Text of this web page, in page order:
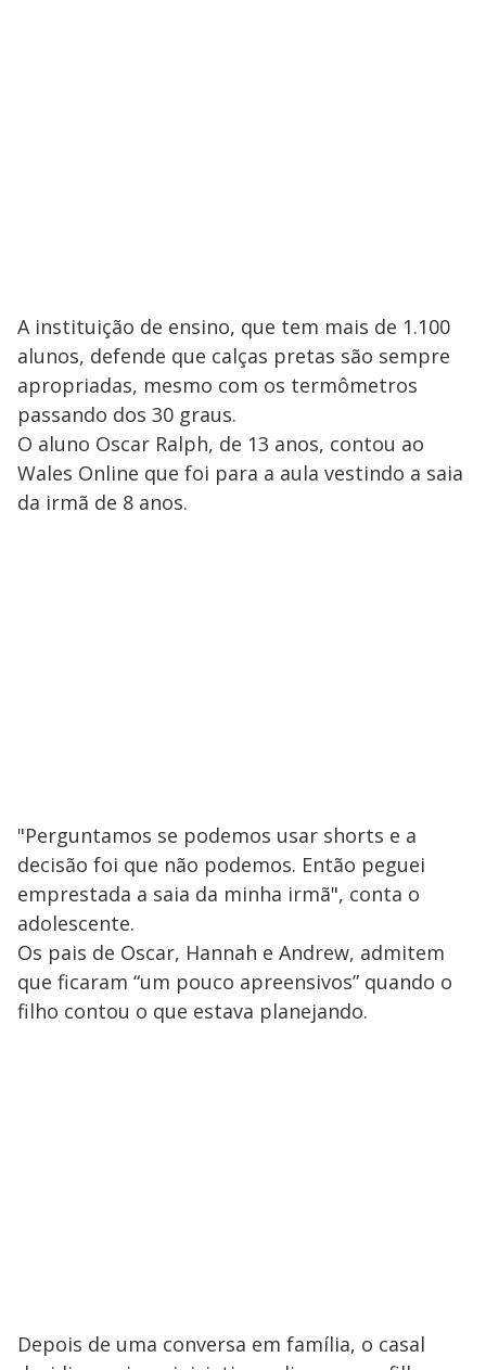
A instituição de ensino, que tem mais de 1.100
alunos, defende que calças pretas são sempre
apropriadas, mesmo com os termômetros
passando dos 30 graus.
O aluno Oscar Ralph, de 13 anos, contou ao
Wales Online que foi para a aula vestindo a saia
da irmã de 8 anos.
"Perguntamos se podemos usar shorts e a
decisão foi que não podemos. Então peguei
emprestada a saia da minha irmã", conta o
adolescente.
Os pais de Oscar, Hannah e Andrew, admitem
que ficaram “um pouco apreensivos” quando o
filho contou o que estava planejando.
Depois de uma conversa em família, o casal